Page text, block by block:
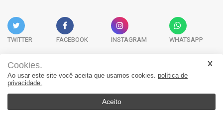
TWITTER FACEBOOK INSTAGRAM WHATSAPP
Acervo Digital Fale Conosco Quem Somos
Cookies.
Ao usar este site você aceita que usamos cookies. política de
privacidade.
Aceito